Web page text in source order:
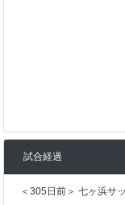
試合経過
＜305日前＞ 七ヶ浜サ